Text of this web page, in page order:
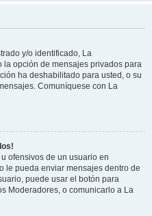
y/o identificado, La
opción de mensajes privados para
ha deshabilitado para usted, o su
Comuníquese con La
ofensivos de un usuario en
le pueda enviar mensajes dentro de
puede usar el botón para
Moderadores, o comunicarlo a La